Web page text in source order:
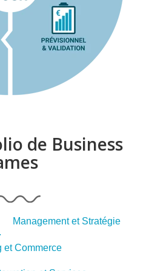
de Business
Management et Stratégie
et Commerce